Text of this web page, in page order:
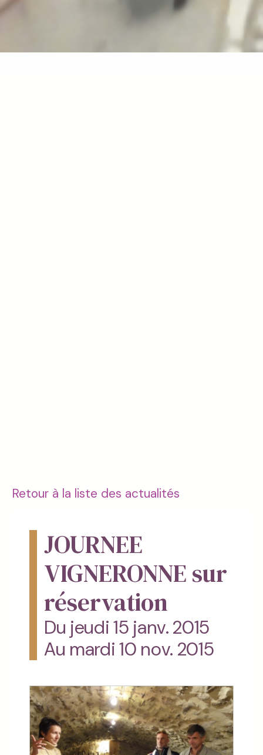
Retour à la liste des actualités
JOURNEE
VIGNERONNE sur
réservation
Du jeudi 15 janv. 2015
Au mardi 10 nov. 2015